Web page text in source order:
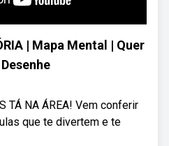
| Mapa Mental | Quer
TÁ NA ÁREA! Vem conferir
que te divertem e te